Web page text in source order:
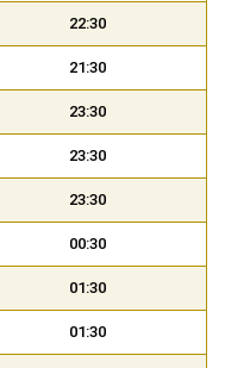
22:30
21:30
23:30
23:30
23:30
00:30
01:30
01:30